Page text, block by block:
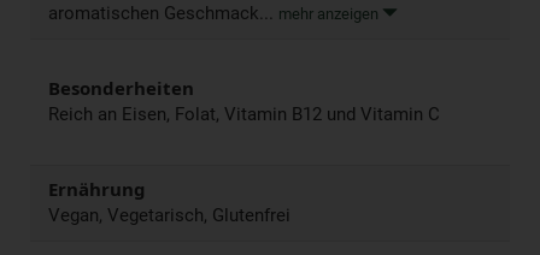
aromatischen Geschmack... mehr anzeigen
Besonderheiten
Reich an Eisen, Folat, Vitamin B12 und Vitamin C
Ernährung
Vegan, Vegetarisch, Glutenfrei